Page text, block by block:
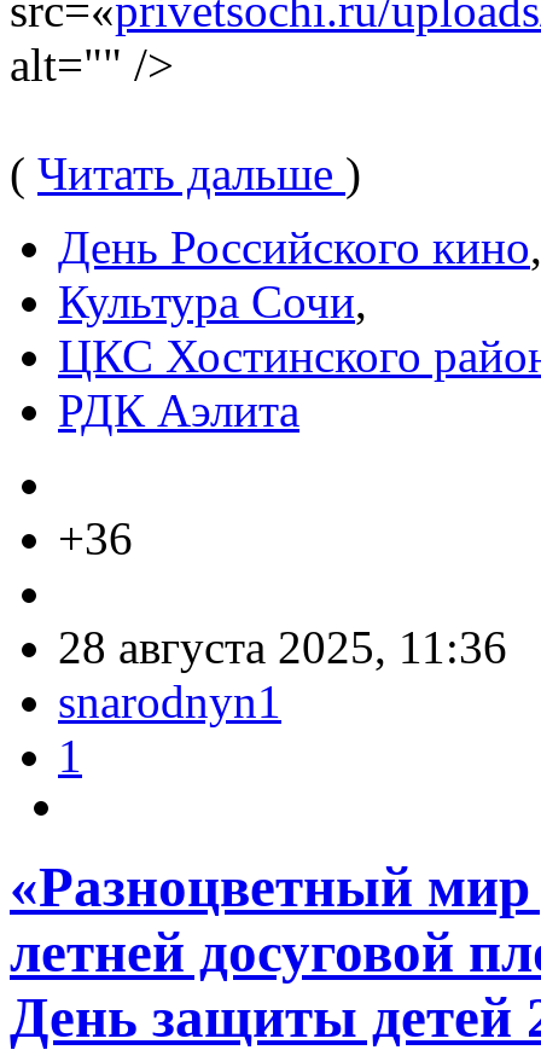
src=«privetsochi.ru/
alt="" />
( Читать дальше )
День Российского кино,
Культура Сочи,
ЦКС Хостинского
РДК Аэлита
+36
28 августа 2025, 11:36
snarodnyn1
1
«Разноцветный
летней досуговой
День защиты детей